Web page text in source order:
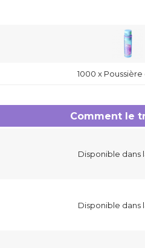
1000 x Poussière
Comment le
Disponible dans
Disponible dans